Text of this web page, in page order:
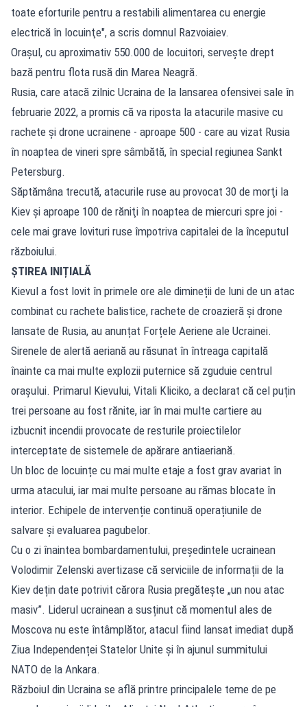
toate eforturile pentru a restabili alimentarea cu energie
electrică în locuinţe", a scris domnul Razvoiaiev.
Oraşul, cu aproximativ 550.000 de locuitori, serveşte drept
bază pentru flota rusă din Marea Neagră.
Rusia, care atacă zilnic Ucraina de la lansarea ofensivei sale în
februarie 2022, a promis că va riposta la atacurile masive cu
rachete şi drone ucrainene - aproape 500 - care au vizat Rusia
în noaptea de vineri spre sâmbătă, în special regiunea Sankt
Petersburg.
Săptămâna trecută, atacurile ruse au provocat 30 de morţi la
Kiev şi aproape 100 de răniţi în noaptea de miercuri spre joi -
cele mai grave lovituri ruse împotriva capitalei de la începutul
războiului.
ȘTIREA INIȚIALĂ
Kievul a fost lovit în primele ore ale dimineții de luni de un atac
combinat cu rachete balistice, rachete de croazieră și drone
lansate de Rusia, au anunțat Forțele Aeriene ale Ucrainei.
Sirenele de alertă aeriană au răsunat în întreaga capitală
înainte ca mai multe explozii puternice să zguduie centrul
orașului. Primarul Kievului, Vitali Kliciko, a declarat că cel puțin
trei persoane au fost rănite, iar în mai multe cartiere au
izbucnit incendii provocate de resturile proiectilelor
interceptate de sistemele de apărare antiaeriană.
Un bloc de locuințe cu mai multe etaje a fost grav avariat în
urma atacului, iar mai multe persoane au rămas blocate în
interior. Echipele de intervenție continuă operațiunile de
salvare și evaluarea pagubelor.
Cu o zi înaintea bombardamentului, președintele ucrainean
Volodimir Zelenski avertizase că serviciile de informații de la
Kiev dețin date potrivit cărora Rusia pregătește „un nou atac
masiv”. Liderul ucrainean a susținut că momentul ales de
Moscova nu este întâmplător, atacul fiind lansat imediat după
Ziua Independenței Statelor Unite și în ajunul summitului
NATO de la Ankara.
Războiul din Ucraina se află printre principalele teme de pe